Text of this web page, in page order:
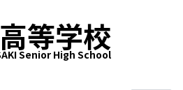
等学校
Senior High School